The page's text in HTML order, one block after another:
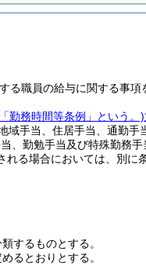
る職員の給与に関する事項
勤務時間等条例」という。)
域手当、住居手当、通勤手
勤勉手当及び特殊勤務手
る場合においては、別に
するものとする。
るとおりとする。